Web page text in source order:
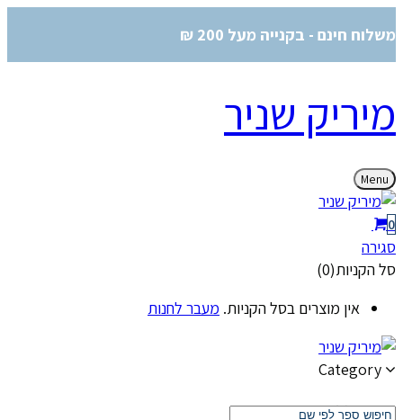
משלוח חינם - בקנייה מעל 200 ₪
מיריק שניר
Menu
0
סגירה
סל הקניות(0)
אין מוצרים בסל הקניות. מעבר לחנות
Category
קטגוריות